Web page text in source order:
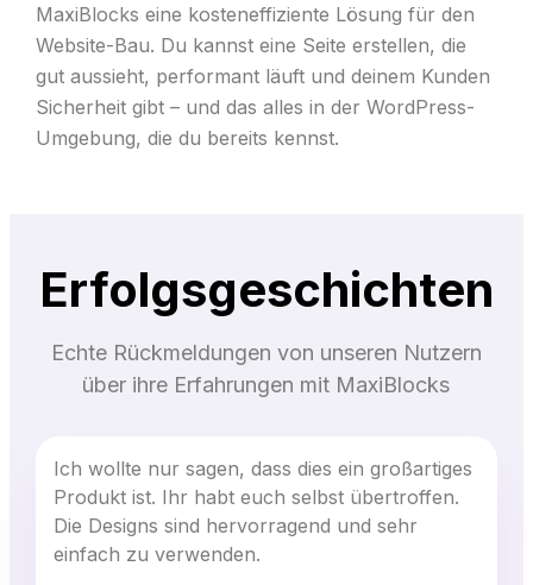
MaxiBlocks eine kosteneffiziente Lösung für den
Website-Bau. Du kannst eine Seite erstellen, die
gut aussieht, performant läuft und deinem Kunden
Sicherheit gibt – und das alles in der WordPress-
Umgebung, die du bereits kennst.
Erfolgsgeschichten
Echte Rückmeldungen von unseren Nutzern
über ihre Erfahrungen mit MaxiBlocks
Ich wollte nur sagen, dass dies ein großartiges
Produkt ist. Ihr habt euch selbst übertroffen.
Die Designs sind hervorragend und sehr
einfach zu verwenden.